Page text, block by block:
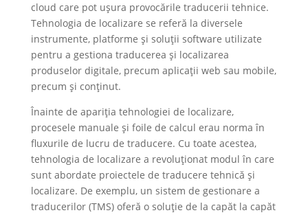
cloud care pot ușura provocările traducerii tehnice.
Tehnologia de localizare se referă la diversele
instrumente, platforme și soluții software utilizate
pentru a gestiona traducerea și localizarea
produselor digitale, precum aplicații web sau mobile,
precum și conținut.
Înainte de apariția tehnologiei de localizare,
procesele manuale și foile de calcul erau norma în
fluxurile de lucru de traducere. Cu toate acestea,
tehnologia de localizare a revoluționat modul în care
sunt abordate proiectele de traducere tehnică și
localizare. De exemplu, un sistem de gestionare a
traducerilor (TMS) oferă o soluție de la capăt la capăt